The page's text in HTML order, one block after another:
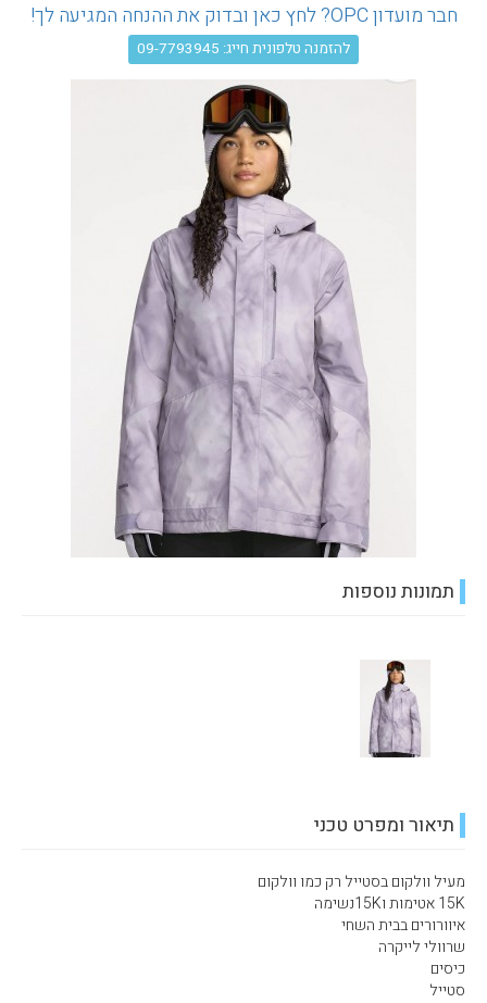
תמונות נוספות
חבר מועדון OPC? לחץ כאן ובדוק את ההנחה המגיעה לך!
להזמנה טלפונית חייג: 09-7793945
תיאור ומפרט טכני
מעיל וולקום בסטייל רק כמו וולקום
15K אטימות ו15Kנשימה
איוורורים בבית השחי
שרוולי לייקרה
כיסים
סטייל